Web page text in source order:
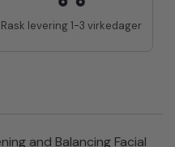
Rask levering 1-3 virkedager
and Balancing Facial